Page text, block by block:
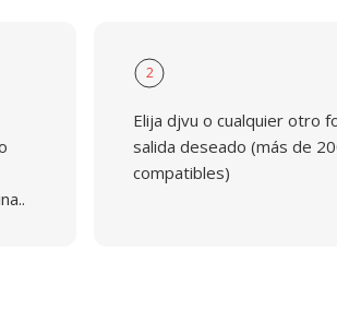
2
Elija djvu o cualquier otro
salida deseado (más de
compatibles)